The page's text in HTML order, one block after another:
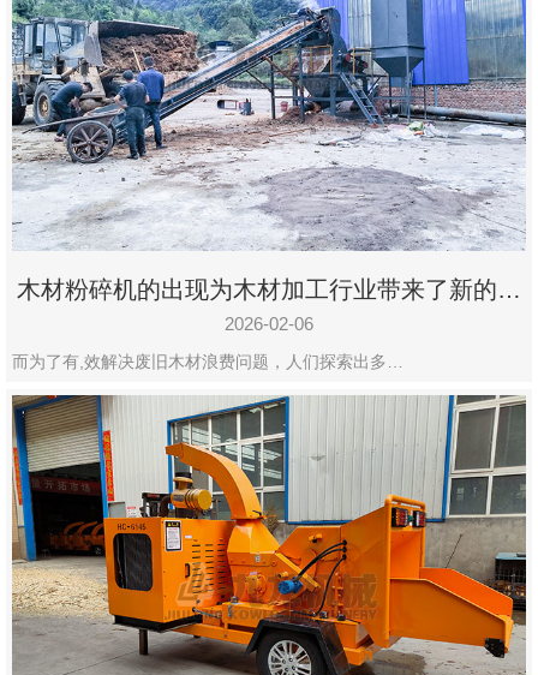
木材粉碎机的出现为木材加工行业带来了新的变
化
2026-02-06
而为了有,效解决废旧木材浪费问题，人们探索出多…